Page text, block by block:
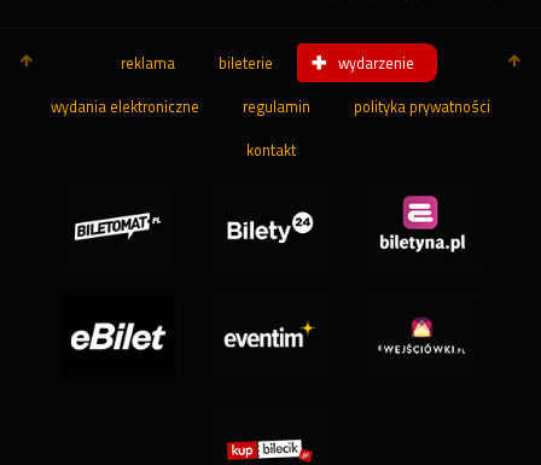
reklama bileterie wydarzenie
wydania elektroniczne regulamin polityka prywatności
kontakt